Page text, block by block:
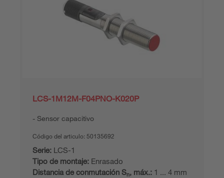
LCS-1M12M-F04PNO-K020P
Sensor capacitivo
Código del articulo: 50135692
Serie: LCS-1
Tipo de montaje: Enrasado
Distancia de conmutación Sn, máx.: 1 ... 4 mm